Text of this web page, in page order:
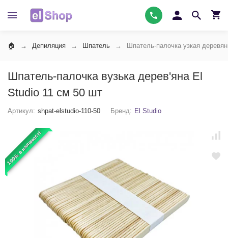
Депиляция Шпатель Шпатель-палочка узкая
Шпатель-палочка вузька дерев'яна El
Studio 11 см 50 шт
Артикул: shpat-elstudio-110-50 Бренд: El Studio
100% в наявності